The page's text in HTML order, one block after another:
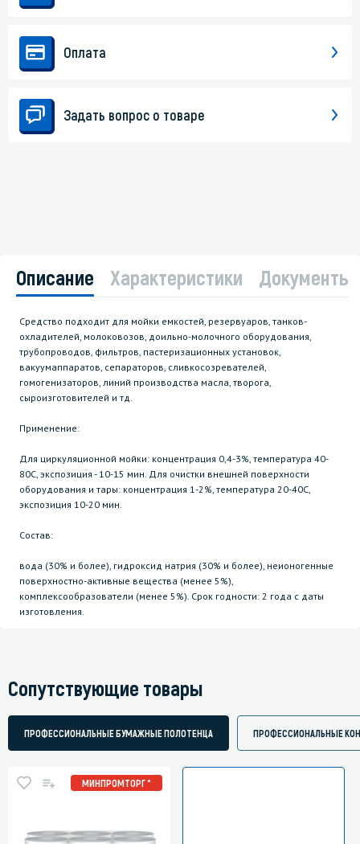
Оплата
Задать вопрос о товаре
Описание Характеристики Документы
Средство подходит для мойки емкостей, резервуаров, танков-
охладителей, молоковозов, доильно-молочного оборудования,
трубопроводов, фильтров, пастеризационных установок,
вакуумаппаратов, сепараторов, сливкосозревателей,
гомогенизаторов, линий производства масла, творога,
сыроизготовителей и тд.
Применение:
Для циркуляционной мойки: концентрация 0,4-3%, температура 40-
80С, экспозиция - 10-15 мин. Для очистки внешней поверхности
оборудования и тары: концентрация 1-2%, температура 20-40С,
экспозиция 10-20 мин.
Состав:
вода (30% и более), гидроксид натрия (30% и более), неионогенные
поверхностно-активные вещества (менее 5%),
комплексообразователи (менее 5%). Срок годности: 2 года с даты
изготовления.
Сопутствующие товары
ПРОФЕССИОНАЛЬНЫЕ БУМАЖНЫЕ ПОЛОТЕНЦА ПРОФЕССИОНАЛЬНЫЕ
МИНПРОМТОРГ *